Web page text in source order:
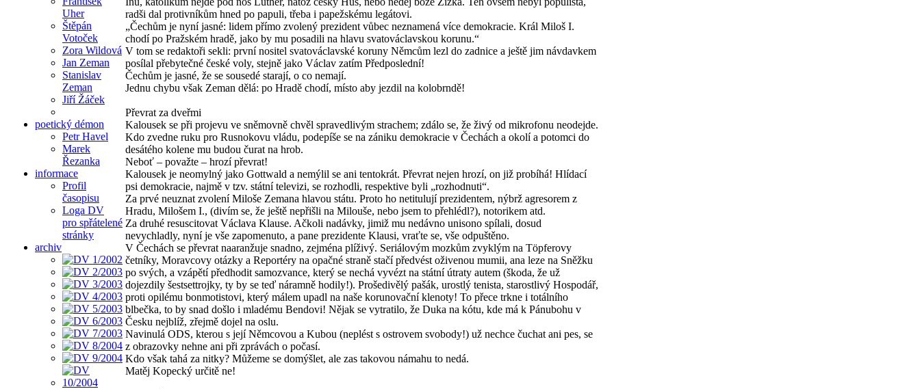
Uher
Štěpán
Votoček
Zora Wildová
Jan Zeman
Stanislav
Zeman
Jiří Žáček
poetický démon
Petr Havel
Marek
Řezanka
informace
Profil
časopisu
Loga DV
pro spřátelené
stránky
archiv
radši dal protivníkům hned po papuli, třeba i papežskému legátovi.
„Čechům je nyní jasné: lidem přímo zvolený prezident vůbec neznamená více demokracie. Král Miloš I.
chodí po Pražském hradě, jako by mu posadili na hlavu svatováclavskou korunu.“
V tom se redaktoři sekli: první nositel svatováclavské koruny Němcům lezl do zadnice a ještě jim návdavkem
posílal přebytečné české voly, stejně jako Václav zatím Předposlední!
Čechům je jasné, že se sousedé starají, o co nemají.
Jednu chybu však Zeman dělá: po Hradě chodí, místo aby jezdil na kolobrndě!
Převrat za dveřmi
Kalousek se při projevu ve sněmovně chvěl spravedlivým strachem; zdálo se, že živý od mikrofonu neodejde.
Kdo zvedne ruku pro Rusnokovu vládu, podepíše se na zániku demokracie v Čechách a okolí a potomci do
desátého kolene mu budou čurat na hrob.
Neboť – považte – hrozí převrat!
Kalousek je neomylný jako Gottwald a nemýlil se ani tentokrát. Převrat nejen hrozí, on již probíhá! Hlídací
psi demokracie, najmě v tzv. státní televizi, se rozhodli, respektive byli „rozhodnuti“.
Za prvé neuznat zvolení Miloše Zemana hlavou státu. Proto ho netitulují prezidentem, nýbrž agresorem z
Hradu, Milošem I., (divím se, že ještě nepřišli na Milouše, nebo jsem to přehlédl?), notorikem atd.
Za druhé resuscitovat Václava Klause. Ačkoli nadávky, jimiž mu nedávno unisono spílali, dosud
nevychladly, nyní je vše zapomenuto, a pane prezidente Klausi, vraťte se, vše odpuštěno.
V Čechách se převrat naaranžuje snadno, zejména plíživý. Seriálovým mozkům zvyklým na Töpferovy
četníky, Moravcovy otázky a Reportéry na opačné straně stačí předvést oživenou mumii, ana leze na Sněžku
po svých, a vzápětí předhodit samozvance, který se nechá vyvézt na státní útraty autem (škoda, že už
dojezdily šestsettrojky, ty by se teď náramně hodily!). Prošedivělý pašák, urostlý tenista, starostlivý Hospodář,
proti opilému bonmotistovi, který málem upadl na naše korunovační klenoty! To přece trkne i totálního
blbečka, to by snad došlo i mladému Bendovi! Nějak se vytratilo, že Duka na kótu, kde má k Pánubohu v
Česku nejblíž, zřejmě dojel na oslu.
Navinulá ODS, kterou s její Němcovou a Kubou (neplést s ostrovem svobody!) už nechce čuchat ani pes, se
z obrazovky nehne ani při zprávách o počasí.
Kdo však tahá za nitky? Můžeme se domýšlet, ale zas takovou námahu to nedá.
Matěj Kopecký určitě ne!